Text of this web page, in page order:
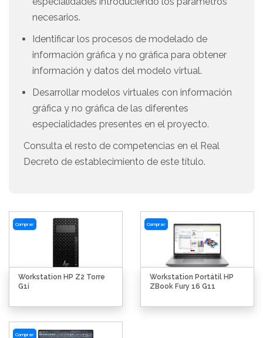
necesarios.
Identificar los procesos de modelado de
información gráfica y no gráfica para obtener
información y datos del modelo virtual.
Desarrollar modelos virtuales con información
gráfica y no gráfica de las diferentes
especialidades presentes en el proyecto.
Consulta el resto de competencias en el Real
Decreto de establecimiento de este título.
Comprar
Workstation HP Z2 Torre
G1i
Comprar
Workstation Portátil HP
ZBook Fury 16 G11
Comprar